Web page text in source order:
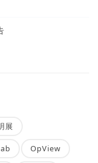
展
OpView